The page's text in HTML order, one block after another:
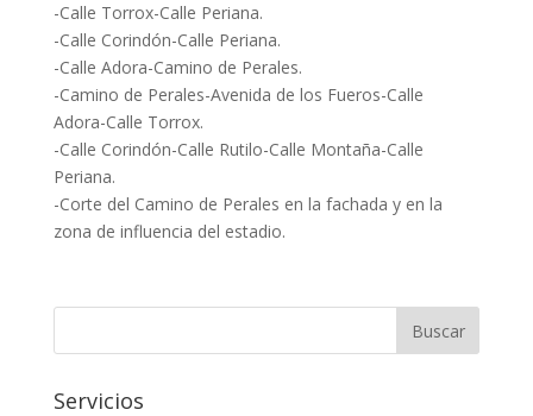
-Calle Torrox-Calle Periana.
-Calle Corindón-Calle Periana.
-Calle Adora-Camino de Perales.
-Camino de Perales-Avenida de los Fueros-Calle
Adora-Calle Torrox.
-Calle Corindón-Calle Rutilo-Calle Montaña-Calle
Periana.
-Corte del Camino de Perales en la fachada y en la
zona de influencia del estadio.
Servicios